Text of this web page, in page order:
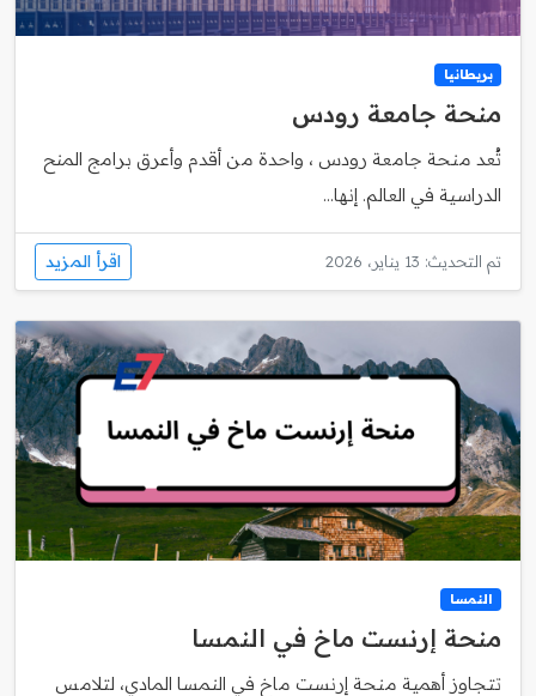
بريطانيا
منحة جامعة رودس
تُعد منحة جامعة رودس ، واحدة من أقدم وأعرق برامج المنح
الدراسية في العالم. إنها...
تم التحديث: 13 يناير، 2026 اقرأ المزيد
النمسا
منحة إرنست ماخ في النمسا
تتجاوز أهمية منحة إرنست ماخ في النمسا المادي، لتلامس